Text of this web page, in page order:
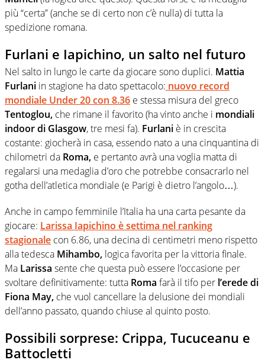
più “certa” (anche se di certo non c’è nulla) di tutta la
spedizione romana.
Furlani e Iapichino, un salto nel futuro
Nel salto in lungo le carte da giocare sono duplici. Mattia
Furlani in stagione ha dato spettacolo: nuovo record
mondiale Under 20 con 8.36 e stessa misura del greco
Tentoglou, che rimane il favorito (ha vinto anche i mondiali
indoor di Glasgow, tre mesi fa). Furlani è in crescita
costante: giocherà in casa, essendo nato a una cinquantina di
chilometri da Roma, e pertanto avrà una voglia matta di
regalarsi una medaglia d’oro che potrebbe consacrarlo nel
gotha dell’atletica mondiale (e Parigi è dietro l’angolo…).
Anche in campo femminile l’Italia ha una carta pesante da
giocare: Larissa Iapichino è settima nel ranking
stagionale con 6.86, una decina di centimetri meno rispetto
alla tedesca Mihambo, logica favorita per la vittoria finale.
Ma Larissa sente che questa può essere l’occasione per
svoltare definitivamente: tutta Roma farà il tifo per l’erede di
Fiona May, che vuol cancellare la delusione dei mondiali
dell’anno passato, quando chiuse al quinto posto.
Possibili sorprese: Crippa, Tucuceanu e
Battocletti